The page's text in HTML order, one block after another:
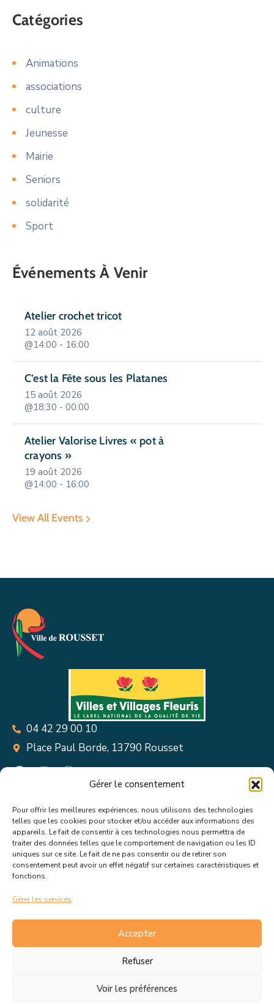
Gérer le consentement
Pour offrir les meilleures expériences, nous utilisons des technologies
telles que les cookies pour stocker et/ou accéder aux informations des
appareils. Le fait de consentir à ces technologies nous permettra de
traiter des données telles que le comportement de navigation ou les ID
uniques sur ce site. Le fait de ne pas consentir ou de retirer son
consentement peut avoir un effet négatif sur certaines caractéristiques et
fonctions.
Gérer les services
Accepter
Refuser
Voir les préférences
Catégories
Animations
associations
culture
Jeunesse
Mairie
Seniors
solidarité
Sport
Événements À Venir
Atelier crochet tricot
12 août 2026
@14:00 - 16:00
C’est la Fête sous les Platanes
15 août 2026
@18:30 - 00:00
Atelier Valorise Livres « pot à
crayons »
19 août 2026
@14:00 - 16:00
View All Events
04 42 29 00 10
Place Paul Borde, 13790 Rousset
Suivez toutes les informations &
actualités de votre ville !
mairie de Rousset. En savoir plus sur la gestion de mes